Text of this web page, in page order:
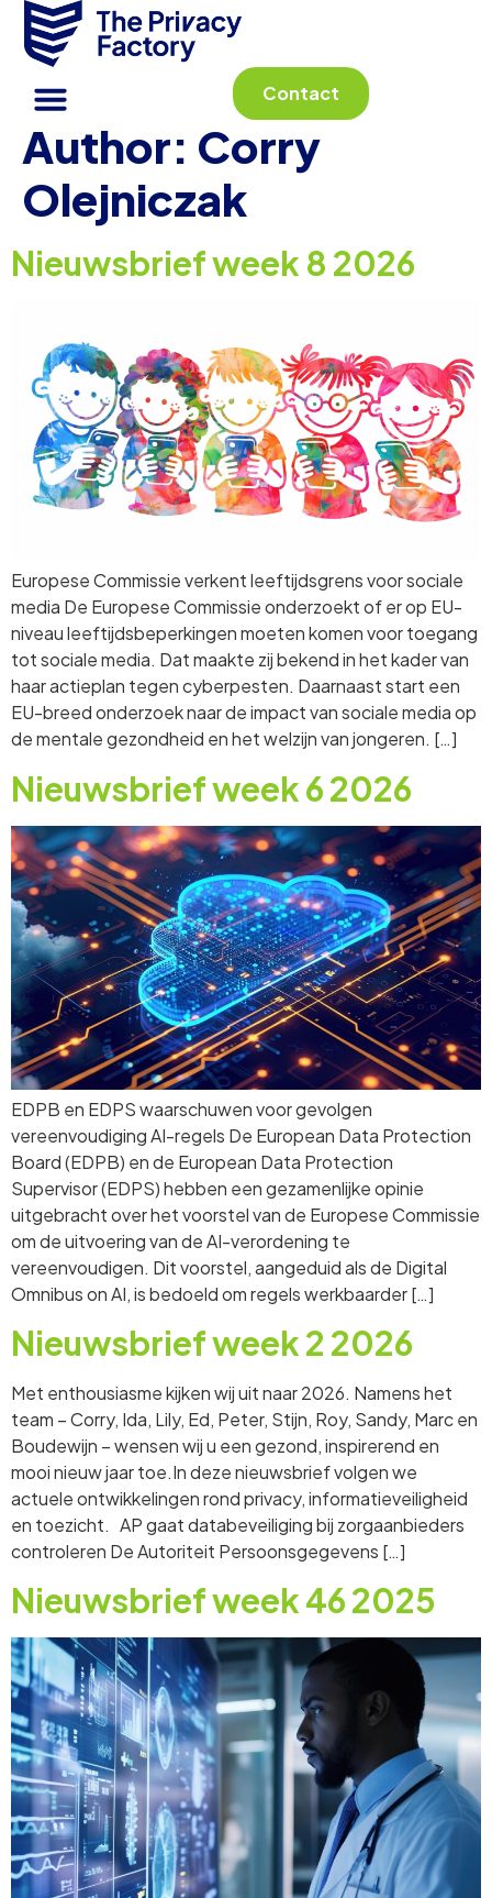
Contact
Author: Corry
Olejniczak
Nieuwsbrief week 8 2026
Europese Commissie verkent leeftijdsgrens voor sociale
media De Europese Commissie onderzoekt of er op EU-
niveau leeftijdsbeperkingen moeten komen voor toegang
tot sociale media. Dat maakte zij bekend in het kader van
haar actieplan tegen cyberpesten. Daarnaast start een
EU-breed onderzoek naar de impact van sociale media op
de mentale gezondheid en het welzijn van jongeren. […]
Nieuwsbrief week 6 2026
EDPB en EDPS waarschuwen voor gevolgen
vereenvoudiging AI-regels De European Data Protection
Board (EDPB) en de European Data Protection
Supervisor (EDPS) hebben een gezamenlijke opinie
uitgebracht over het voorstel van de Europese Commissie
om de uitvoering van de AI-verordening te
vereenvoudigen. Dit voorstel, aangeduid als de Digital
Omnibus on AI, is bedoeld om regels werkbaarder […]
Nieuwsbrief week 2 2026
Met enthousiasme kijken wij uit naar 2026. Namens het
team – Corry, Ida, Lily, Ed, Peter, Stijn, Roy, Sandy, Marc en
Boudewijn – wensen wij u een gezond, inspirerend en
mooi nieuw jaar toe.In deze nieuwsbrief volgen we
actuele ontwikkelingen rond privacy, informatieveiligheid
en toezicht. AP gaat databeveiliging bij zorgaanbieders
controleren De Autoriteit Persoonsgegevens […]
Nieuwsbrief week 46 2025